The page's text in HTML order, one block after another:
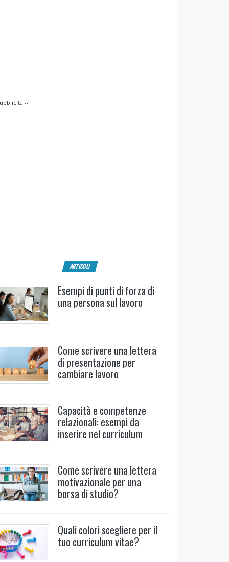
--
ARTICOLI
Esempi di punti di forza di
una persona sul lavoro
Come scrivere una lettera
di presentazione per
cambiare lavoro
Capacità e competenze
relazionali: esempi da
inserire nel curriculum
Come scrivere una lettera
motivazionale per una
borsa di studio?
Quali colori scegliere per il
tuo curriculum vitae?